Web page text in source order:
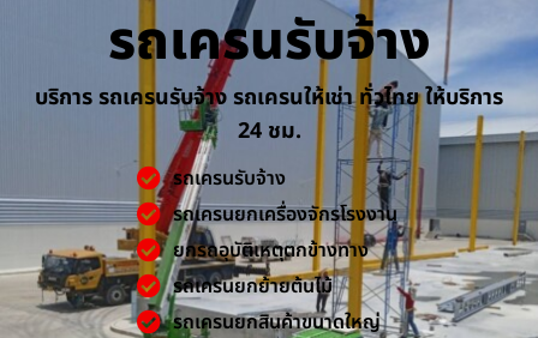
รถเครนรับจ้าง
บริการ รถเครนรับจ้าง รถเครนให้เช่า ทั่วไทย ให้บริการ
24 ชม.
รถเครนรับจ้าง
รถเครนยกเครื่องจักรโรงงาน
ยกรถอุบัติเหตุตกข้างทาง
รถเครนยกย้ายต้นไม้
รถเครนยกสินค้าขนาดใหญ่